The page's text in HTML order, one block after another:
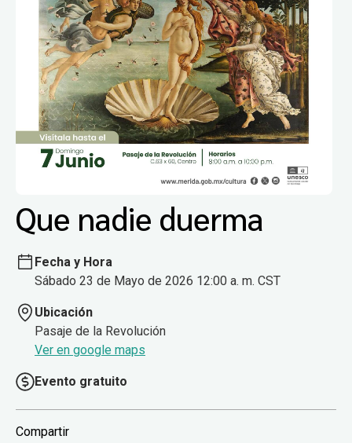
Que nadie duerma
Fecha y Hora
Sábado 23 de Mayo de 2026 12:00 a. m. CST
Ubicación
Pasaje de la Revolución
Ver en google maps
Evento gratuito
Compartir